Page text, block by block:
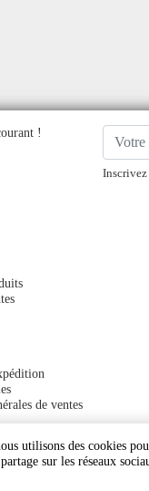
!
Inscrivez
de ventes
utilisons des cookies
sur les réseaux